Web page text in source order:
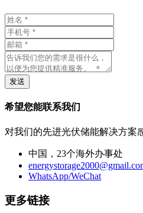
发送
希望您能联系我们
对我们的先进光伏储能解决方案
中国，23个海外办事处
WhatsApp/WeChat
更多链接